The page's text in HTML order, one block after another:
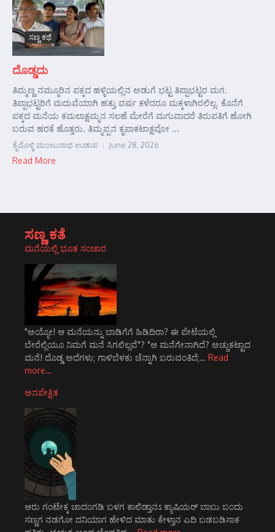
ಸಣ್ಣ ಕಥೆ
ದೊಡ್ಡದು
ತಿಮ್ಮಣ್ಣ ನಮ್ಮೂರಿನ ಪಕ್ಕದ ಹಳ್ಳಿಯಲ್ಲಿನ ಅಡುಗೆ ಭಟ್ಟ ತಿಪ್ಪಾಭಟ್ಟರ ಮಗ.
ತಿಪ್ಪಾಭಟ್ಟರಿಗೆ ಮದುವೆಯಾಗಿ ಹತ್ತು ವರ್ಷ ಕಳೆದರೂ ಮಕ್ಕಳಾಗಿರಲಿಲ್ಲ. ಕೊನೆಗೆ
ಪಕ್ಕದ ಮನೆಯ ಕಮಲಾಕ್ಷಮ್ಮನ ಸಲಹೆ ಮೇರೆಗೆ ಮಗುವಾದರೆ ತಿರುಪತಿಗೆ ಹೋಗಿ
ಬರುವ ಹರಕೆ ಹೊತ್ತರು. ತಿಮ್ಮಪ್ಪನ ಕೃಪಾಕಟಾಕ್ಷವೋ ...
ತೈರೊಳ್ಳಿ ಮಂಜುನಾಥ ಉಡುಪ June 28, 2026
Read More
ಸಣ್ಣ ಕತೆ
ಮನೆಯಲ್ಲಿ ಭೂತ ಸಂಚಾರ
"ಅಯ್ಯೋ! ಆ ಮನೆಯನ್ನು ಬಾಡಿಗೆಗೆ ಹಿಡಿದಿರಾ? ಈ ಪೇಟೆಯಲ್ಲಿ
ಬೇರೆಲ್ಲಿಯೂ ನಿಮಗೆ ಮನೆ ಸಿಗಲಿಲ್ಲವೆ"? "ಆ ಮನೆಗೇನಾಗಿದೆ? ಅಚ್ಚುಕಟ್ಟಾದ
ಮನೆ! ದೊಡ್ಡ ಅದೆಗಳು; ಗಾಳಿಬೆಳಕು ಚೆನ್ನಾಗಿ ಬರುವಂತಿದೆ;… Read
more…
ಅನಪೇಕ್ಷಿತ
ಆರು ಗಂಟೇಕ್ಕ ಚಾದಂಗಡಿ ಬಳಗ ಕಾಲಿಡ್ತಾನಽ ಕ್ಯಾಷಿಯರ್ ಬಾಬು ಬಂದು
ಸಣ್ಣಗ ನಡಗೋ ದನಿಯಾಗ ಹೇಳಿದ ಮಾತು ಕೇಳ್ತಾನ ಎದಿ ಬಡಬಡಿಸಾಕ